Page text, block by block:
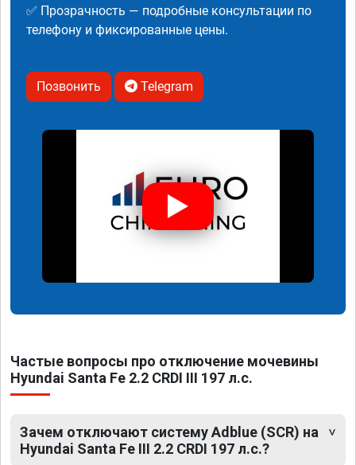
✅ Прозрачность — подробные консультации по
телефону и фиксированные цены.
Позвонить Telegram
Частые вопросы про отключение мочевины
Hyundai Santa Fe 2.2 CRDI III 197 л.с.
Зачем отключают систему Adblue (SCR) на
Hyundai Santa Fe III 2.2 CRDI 197 л.с.?